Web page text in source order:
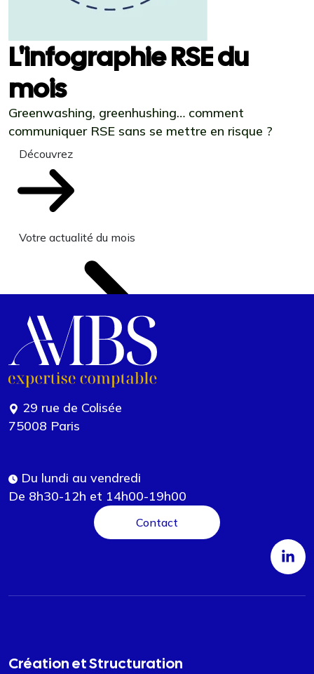
L'infographie RSE du
mois
Greenwashing, greenhushing… comment
communiquer RSE sans se mettre en risque ?
Découvrez
Votre actualité du mois
29 rue de Colisée
75008 Paris
Du lundi au vendredi
De 8h30-12h et 14h00-19h00
Contact
Création et Structuration